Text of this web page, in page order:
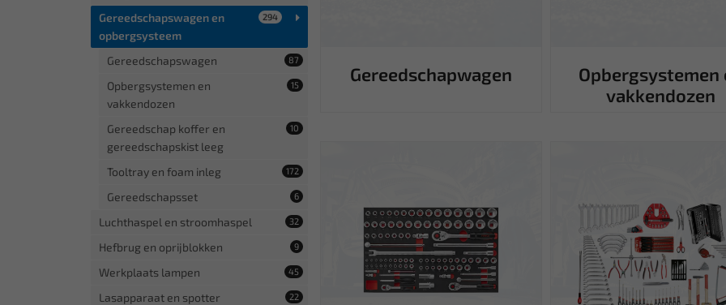
Gereedschapswagen en
opbergsysteem
294
Gereedschapswagen 87
Opbergsystemen en
vakkendozen
15
Gereedschap koffer en
gereedschapskist leeg
10
Tooltray en foam inleg 172
Gereedschapsset 6
Luchthaspel en stroomhaspel 32
Hefbrug en oprijblokken 9
Werkplaats lampen 45
Lasapparaat en spotter 22
Gereedschapwagen
Opbergsystemen
vakkendozen